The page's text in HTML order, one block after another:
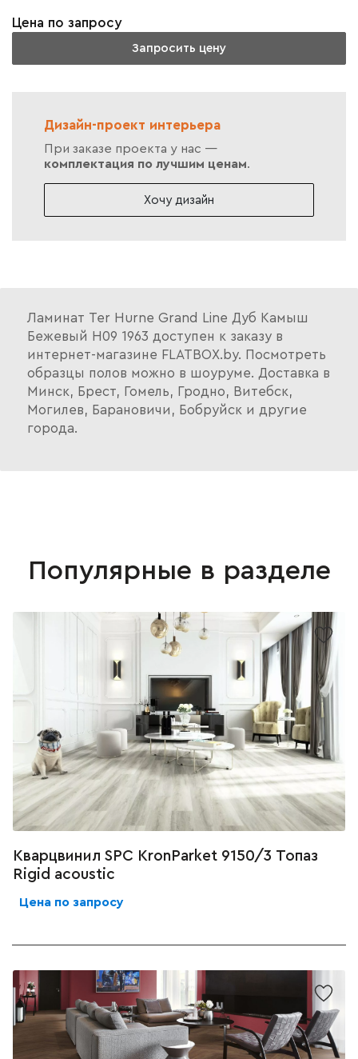
Цена по запросу
Запросить цену
Дизайн-проект интерьера
При заказе проекта у нас —
комплектация по лучшим ценам.
Хочу дизайн
Ламинат Ter Hurne Grand Line Дуб Камыш
Бежевый H09 1963 доступен к заказу в
интернет-магазине FLATBOX.by. Посмотреть
образцы полов можно в шоуруме. Доставка в
Минск, Брест, Гомель, Гродно, Витебск,
Могилев, Барановичи, Бобруйск и другие
города.
Популярные в разделе
Кварцвинил SPC KronParket 9150/3 Топаз
Rigid acoustic
Цена по запросу